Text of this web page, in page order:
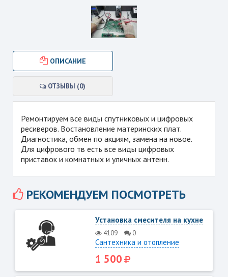
ОПИСАНИЕ
ОТЗЫВЫ (0)
Ремонтируем все виды спутниковых и цифровых
ресиверов. Востановление материнских плат.
Диагностика, обмен по акциям, замена на новое.
Для цифрового тв есть все виды цифровых
приставок и комнатных и уличных антенн.
РЕКОМЕНДУЕМ ПОСМОТРЕТЬ
Установка смесителя на кухне
4109 0
Сантехника и отопление
1 500